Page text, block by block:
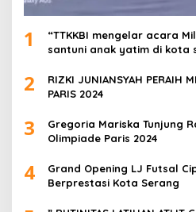
1
“TTKKBI mengelar acara
santuni anak yatim di kota
2
RIZKI JUNIANSYAH PERAIH
PARIS 2024
3
Gregoria Mariska Tunjung
Olimpiade Paris 2024
4
Grand Opening LJ Futsal
Berprestasi Kota Serang